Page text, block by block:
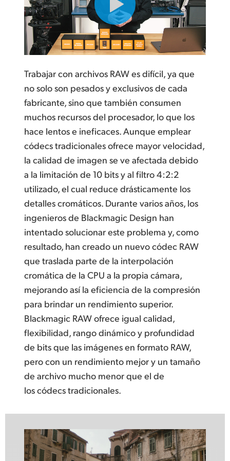
Trabajar con archivos RAW es difícil, ya que
no solo son pesados y exclusivos de cada
fabricante, sino que también consumen
muchos recursos del procesador, lo que los
hace lentos e ineficaces. Aunque emplear
códecs tradicionales ofrece mayor velocidad,
la calidad de imagen se ve afectada debido
a la limitación de 10 bits y al filtro 4:2:2
utilizado, el cual reduce drásticamente los
detalles cromáticos. Durante varios años, los
ingenierosde Blackmagic Design han
intentado solucionar este problema y,como
resultado, han creado un nuevo códec RAW
que traslada parte de la interpolación
cromática de la CPU a la propia cámara,
mejorando así la eficiencia de la compresión
para brindar un rendimiento superior.
Blackmagic RAW ofrece igual calidad,
flexibilidad, rango dinámico y profundidad
de bits que las imágenes en formato RAW,
pero con un rendimiento mejor y un tamaño
de archivo mucho menor que el de
los códecs tradicionales.